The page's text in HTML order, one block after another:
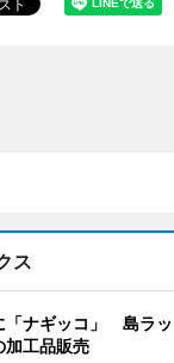
ス
「ナギッコ」 島ラッ
加工品販売